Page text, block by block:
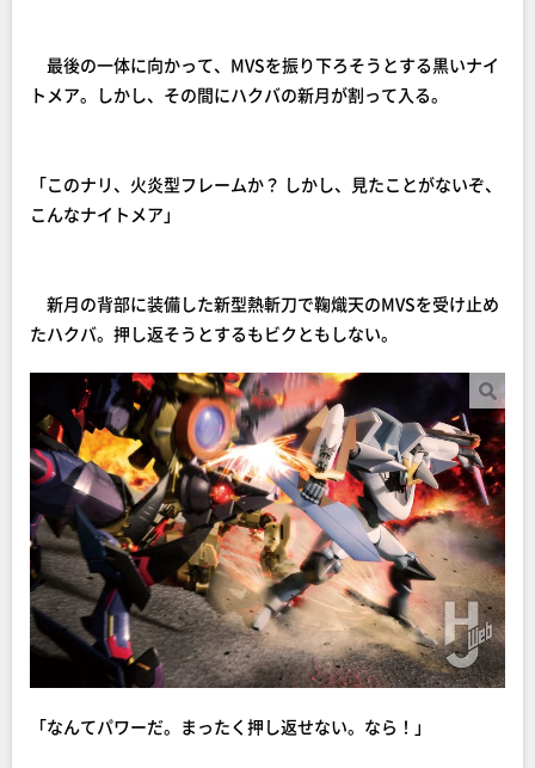
最後の一体に向かって、MVSを振り下ろそうとする黒いナイ
トメア。しかし、その間にハクバの新月が割って入る。
「このナリ、火炎型フレームか？ しかし、見たことがないぞ、
こんなナイトメア」
新月の背部に装備した新型熱斬刀で鞠熾天のMVSを受け止め
たハクバ。押し返そうとするもビクともしない。
「なんてパワーだ。まったく押し返せない。なら！」